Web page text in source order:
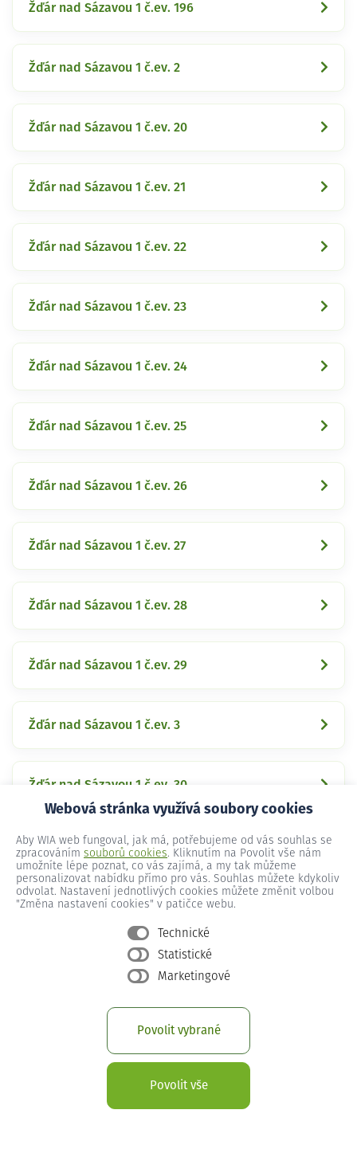
Webová stránka využívá soubory cookies
Aby WIA web fungoval, jak má, potřebujeme od vás souhlas se
zpracováním souborů cookies. Kliknutím na Povolit vše nám
umožníte lépe poznat, co vás zajímá, a my tak můžeme
personalizovat nabídku přímo pro vás. Souhlas můžete kdykoliv
odvolat. Nastavení jednotlivých cookies můžete změnit volbou
"Změna nastavení cookies" v patičce webu.
Technické
Statistické
Marketingové
Povolit vybrané
Povolit vše
Žďár nad Sázavou 1 č.ev. 196
Žďár nad Sázavou 1 č.ev. 2
Žďár nad Sázavou 1 č.ev. 20
Žďár nad Sázavou 1 č.ev. 21
Žďár nad Sázavou 1 č.ev. 22
Žďár nad Sázavou 1 č.ev. 23
Žďár nad Sázavou 1 č.ev. 24
Žďár nad Sázavou 1 č.ev. 25
Žďár nad Sázavou 1 č.ev. 26
Žďár nad Sázavou 1 č.ev. 27
Žďár nad Sázavou 1 č.ev. 28
Žďár nad Sázavou 1 č.ev. 29
Žďár nad Sázavou 1 č.ev. 3
Žďár nad Sázavou 1 č.ev. 30
Žďár nad Sázavou 1 č.ev. 31
Žďár nad Sázavou 1 č.ev. 32
Žďár nad Sázavou 1 č.ev. 33
Žďár nad Sázavou 1 č.ev. 34
Žďár nad Sázavou 1 č.ev. 35